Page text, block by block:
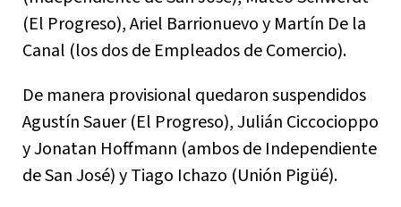
(El Progreso), Ariel Barrionuevo y Martín De la
Canal (los dos de Empleados de Comercio).
De manera provisional quedaron suspendidos
Agustín Sauer (El Progreso), Julián Ciccocioppo
y Jonatan Hoffmann (ambos de Independiente
de San José) y Tiago Ichazo (Unión Pigüé).